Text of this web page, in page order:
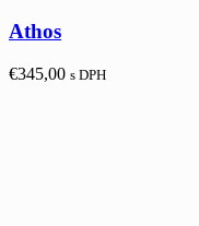
Athos
€345,00 s DPH